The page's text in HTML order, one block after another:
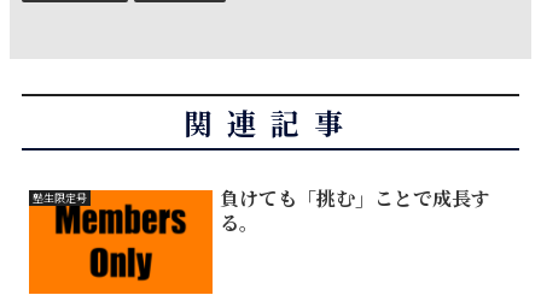
関連記事
塾生限定号
負けても「挑む」ことで成長す
る。